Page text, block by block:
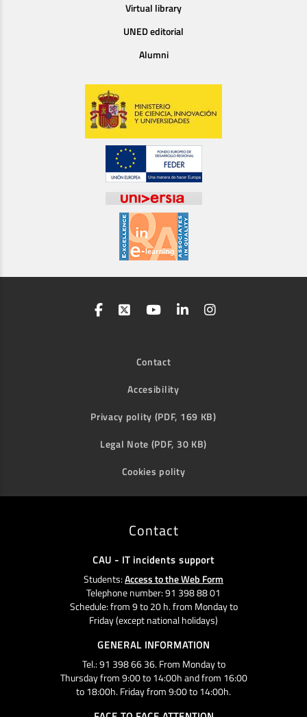
Virtual library
UNED editorial
Alumni
Contact
Accesibility
Privacy polity (PDF, 169 KB)
Legal Note (PDF, 30 KB)
Cookies polity
Contact
CAU - IT incidents support
Students:Access to the Web Form
Telephone number: 91 398 88 01
Schedule: from 9 to 20 h. from Monday to
Friday (except national holidays)
GENERAL INFORMATION
Tel.: 91 398 66 36. From Monday to
Thursday from 9:00 to 14:00h and from 16:00
to 18:00h. Friday from 9:00 to 14:00h.